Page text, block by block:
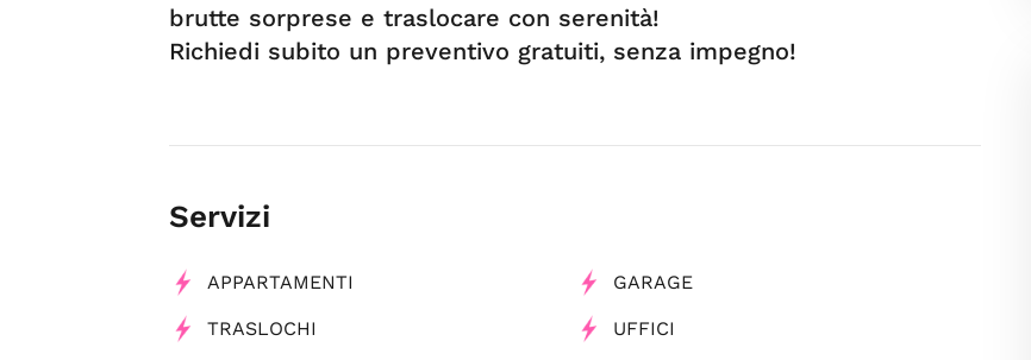
brutte sorprese e traslocare con serenità!
Richiedi subito un preventivo gratuiti, senza impegno!
Servizi
APPARTAMENTI GARAGE
TRASLOCHI UFFICI